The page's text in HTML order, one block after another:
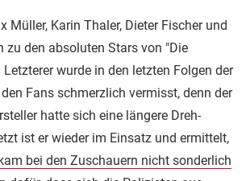
Müller, Karin Thaler, Dieter Fischer und
zu den absoluten Stars von "Die
Letzterer wurde in den letzten Folgen der
Fans schmerzlich vermisst, denn der
hatte sich eine längere Dreh-
ist er wieder im Einsatz und ermittelt,
bei den Zuschauern nicht sonderlich